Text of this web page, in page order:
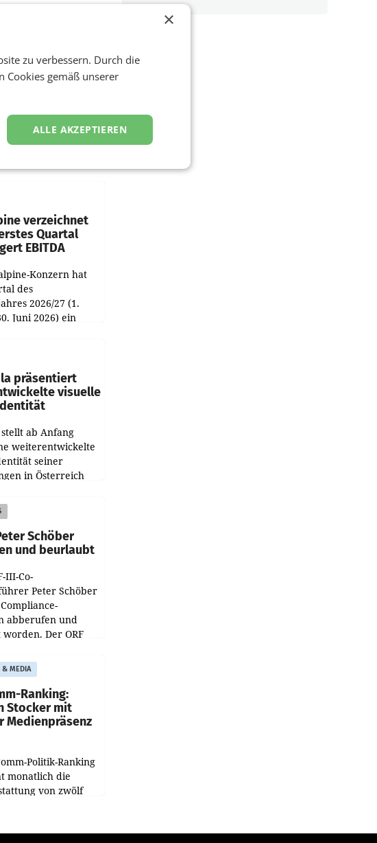
Lederer
in den SN
beschäftigen
ORF. Am Dienstag
über die
für die
abgestimmt
verzeichnet
Quartal
EBITDA
Konzern hat
des
2026/27 (1.
Juni 2026) ein
stieg im Vergleich
präsentiert
visuelle
stellt ab Anfang
weiterentwickelte
seiner
in Österreich
zentrale
Schöber
und beurlaubt
III-Co-
Peter Schöber
abberufen und
Der ORF
& MEDIA
Ranking:
Stocker mit
Medienpräsenz
Politik-Ranking
monatlich die
von zwölf
und
×
zu verbessern. Durch die
Cookies gemäß unserer
ALLE AKZEPTIEREN